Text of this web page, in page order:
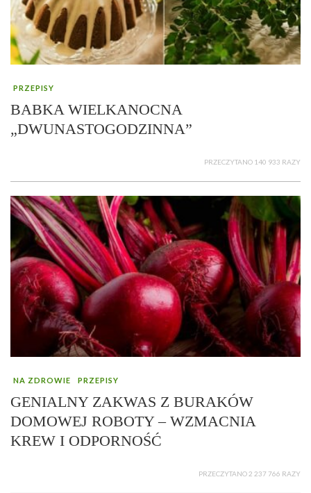
PRZEPISY
BABKA WIELKANOCNA
„DWUNASTOGODZINNA”
PRZECZYTANO 140 933 RAZY
NA ZDROWIE PRZEPISY
GENIALNY ZAKWAS Z BURAKÓW
DOMOWEJ ROBOTY – WZMACNIA
KREW I ODPORNOŚĆ
PRZECZYTANO 2 237 766 RAZY